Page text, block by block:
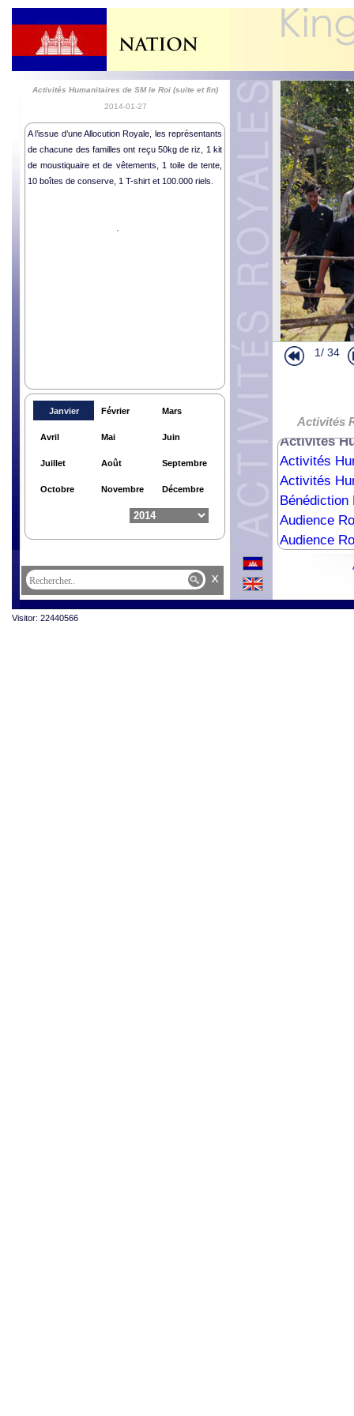
Activités Humanitaires de SM le Roi (suite et fin)
2014-01-27
A l’issue d’une Allocution Royale, les représentants
de chacune des familles ont reçu 50kg de riz, 1 kit
de moustiquaire et de vêtements, 1 toile de tente,
10 boîtes de conserve, 1 T-shirt et 100.000 riels.
Janvier Février Mars
Avril Mai Juin
Juillet Août Septembre
Octobre Novembre Décembre
1/ 34
Activités
Activités
Activités
Activités
Bénédiction
Audience
Audience
Audience
x
Visitor: 22440566